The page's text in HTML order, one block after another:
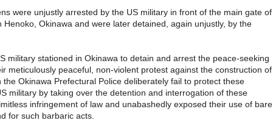
were unjustly arrested by the US military in front of the main gate of
Henoko, Okinawa and were later detained, again unjustly, by the
military stationed in Okinawa to detain and arrest the peace-seeking
meticulously peaceful, non-violent protest against the construction of
Okinawa Prefectural Police deliberately fail to protect these
military by taking over the detention and interrogation of these
infringement of law and unabashedly exposed their use of bare
for such barbaric acts.